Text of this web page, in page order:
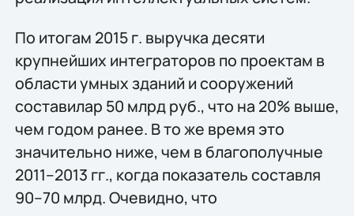
По итогам 2015 г. выручка десяти
крупнейших интеграторов по проектам в
области умных зданий и сооружений
составилаp 50 млрд руб., что на 20% выше,
чем годом ранее. В то же время это
значительно ниже, чем в благополучные
2011–2013 гг., когда показатель составля
90–70 млрд. Очевидно, что